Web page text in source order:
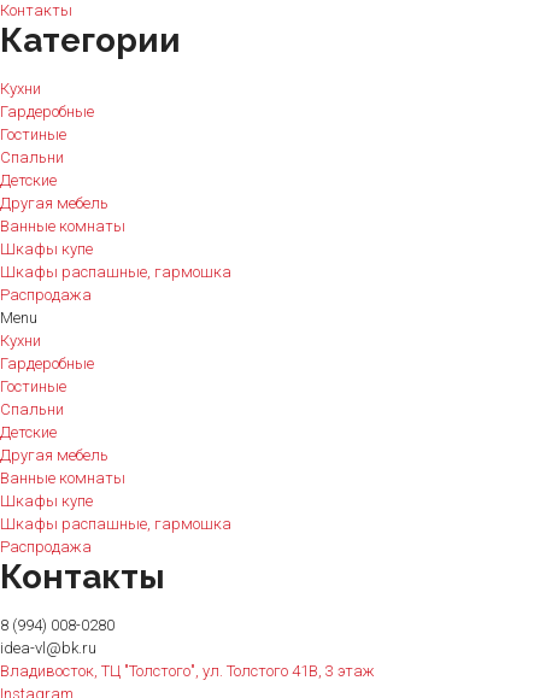
Контакты
Категории
Кухни
Гардеробные
Гостиные
Спальни
Детские
Другая мебель
Ванные комнаты
Шкафы купе
Шкафы распашные, гармошка
Распродажа
Menu
Кухни
Гардеробные
Гостиные
Спальни
Детские
Другая мебель
Ванные комнаты
Шкафы купе
Шкафы распашные, гармошка
Распродажа
Контакты
8 (994) 008-0280
idea-vl@bk.ru
Владивосток, ТЦ "Толстого", ул. Толстого 41В, 3 этаж
Instagram